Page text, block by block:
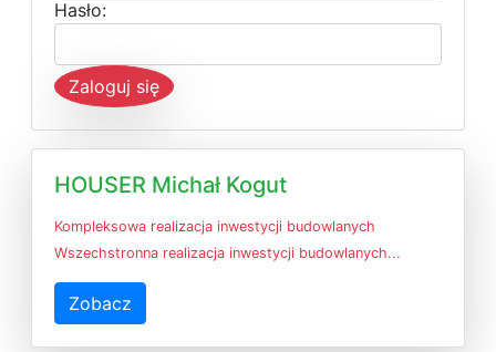
Hasło:
Zaloguj się
HOUSER Michał Kogut
Kompleksowa realizacja inwestycji budowlanych
Wszechstronna realizacja inwestycji budowlanych...
Zobacz